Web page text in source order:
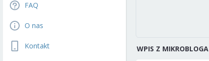
FAQ
O nas
Kontakt WPIS Z MIKROBLOGA